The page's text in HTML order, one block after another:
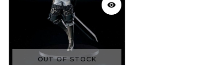
OUT OF STOCK
visibility